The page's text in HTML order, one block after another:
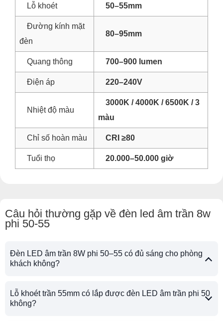
Lỗ khoét 50–55mm
Đường kính mặt
đèn
80–95mm
Quang thông 700–900 lumen
Điện áp 220–240V
Nhiệt độ màu
3000K / 4000K / 6500K / 3
màu
Chỉ số hoàn màu CRI ≥80
Tuổi thọ 20.000–50.000 giờ
Câu hỏi thường gặp về đèn led âm trần 8w
phi 50-55
Đèn LED âm trần 8W phi 50–55 có đủ sáng cho phòng
khách không?
Lỗ khoét trần 55mm có lắp được đèn LED âm trần phi 50
không?